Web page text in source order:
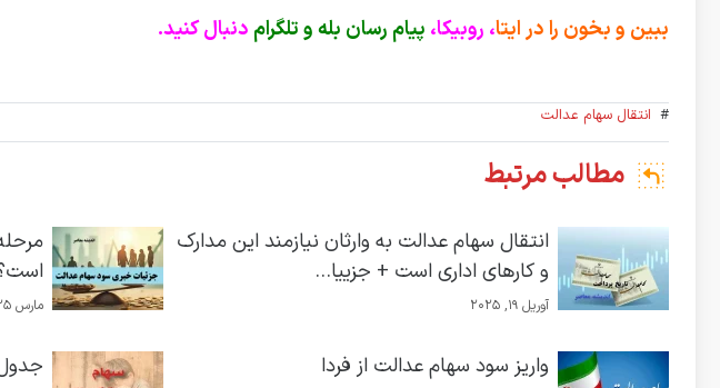
ببین و بخون را در ایتا، روبیکا، پیام رسان بله و تلگرام دنبال کنید.
# انتقال سهام عدالت
مطالب مرتبط
انتقال سهام عدالت به وارثان نیازمند این مدارک
و کارهای اداری است + جزییا...
آوریل 19, 2025 مارس 25, 2025
واریز سود سهام عدالت از فردا